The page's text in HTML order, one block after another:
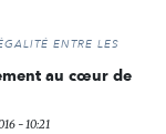
ENTRE LES
au cœur de
- 10:21